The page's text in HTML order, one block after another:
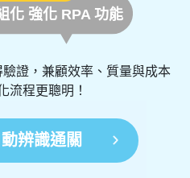
證，兼顧效率、質量與成本
流程更聰明！
辨識通關